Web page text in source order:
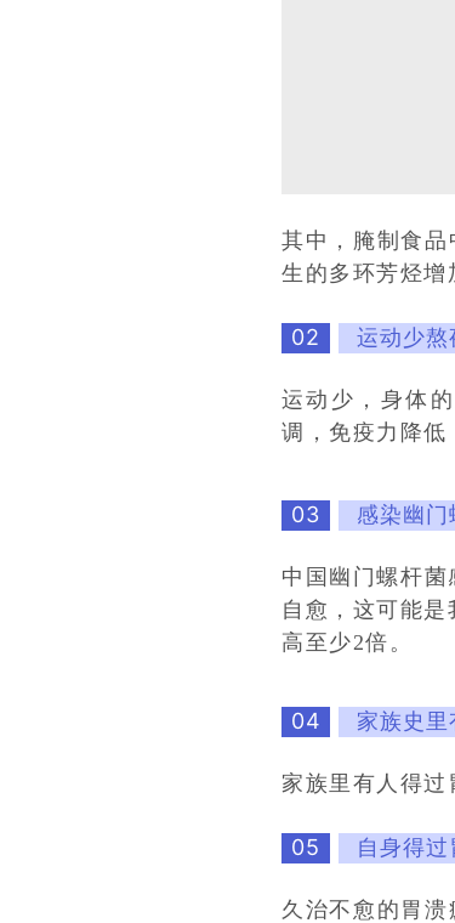
其中，腌制食
生的多环芳烃增
02 运动少熬
运动少，身体
调，免疫力降低
03 感染幽门
中国幽门螺杆
自愈，这可能
高至少2倍。
04 家族史里
家族里有人得过
05 自身得
久治不愈的胃